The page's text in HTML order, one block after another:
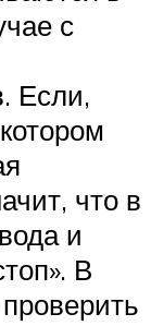
с
Если,
что в
и
В